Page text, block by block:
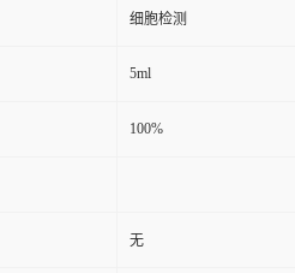
细胞检测
5ml
100%
无